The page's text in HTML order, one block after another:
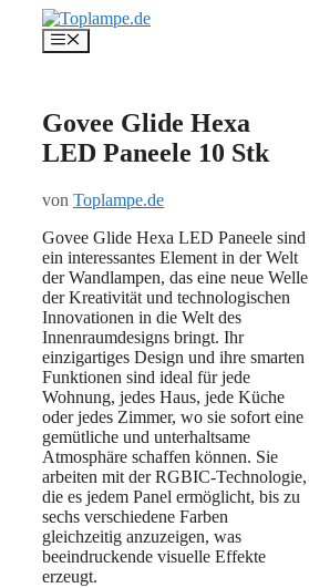
Inhalt
springen
Menü
Govee Glide Hexa
LED Paneele 10 Stk
von Toplampe.de
Govee Glide Hexa LED Paneele sind
ein interessantes Element in der Welt
der Wandlampen, das eine neue Welle
der Kreativität und technologischen
Innovationen in die Welt des
Innenraumdesigns bringt. Ihr
einzigartiges Design und ihre smarten
Funktionen sind ideal für jede
Wohnung, jedes Haus, jede Küche
oder jedes Zimmer, wo sie sofort eine
gemütliche und unterhaltsame
Atmosphäre schaffen können. Sie
arbeiten mit der RGBIC-Technologie,
die es jedem Panel ermöglicht, bis zu
sechs verschiedene Farben
gleichzeitig anzuzeigen, was
beeindruckende visuelle Effekte
erzeugt.